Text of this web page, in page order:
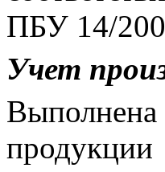
ПБУ 14/
Учет